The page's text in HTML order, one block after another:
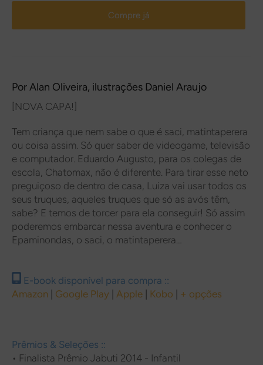
Compre já
Por Alan Oliveira, ilustrações Daniel Araujo
[NOVA CAPA!]
Tem criança que nem sabe o que é saci, matintaperera
ou coisa assim. Só quer saber de videogame, televisão
e computador. Eduardo Augusto, para os colegas de
escola, Chatomax, não é diferente. Para tirar esse neto
preguiçoso de dentro de casa, Luiza vai usar todos os
seus truques, aqueles truques que só as avós têm,
sabe? E temos de torcer para ela conseguir! Só assim
poderemos embarcar nessa aventura e conhecer o
Epaminondas, o saci, o matintaperera…
E-book disponível para compra ::
Amazon
Google Play Apple Kobo + opções
Prêmios & Seleções ::
• Finalista Prêmio Jabuti 2014 - Infantil